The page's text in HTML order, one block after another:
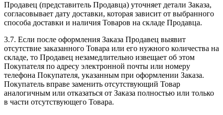
Продавец (представитель Продавца) уточняет детали Заказа,
согласовывает дату доставки, которая зависит от выбранного
способа доставки и наличия Товаров на складе Продавца.
3.7. Если после оформления Заказа Продавец выявит
отсутствие заказанного Товара или его нужного количества на
складе, то Продавец незамедлительно извещает об этом
Покупателя по адресу электронной почты или номеру
телефона Покупателя, указанным при оформлении Заказа.
Покупатель вправе заменить отсутствующий Товар
аналогичным или отказаться от Заказа полностью или только
в части отсутствующего Товара.